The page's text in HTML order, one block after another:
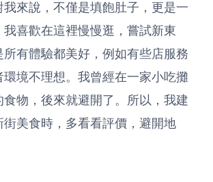
我來說，不僅是填飽肚子，更是一
我喜歡在這裡慢慢逛，嘗試新東
所有體驗都美好，例如有些店服務
環境不理想。我曾經在一家小吃攤
食物，後來就避開了。所以，我建
街美食時，多看看評價，避開地